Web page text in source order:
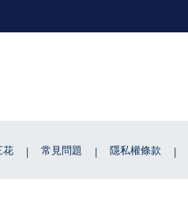
花 常見問題 隱私權條款